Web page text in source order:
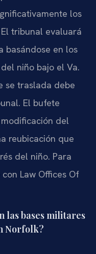
los
tribunal evaluará
basándose en los
niño bajo el Va.
se traslada debe
El bufete
del
reubicación que
del niño. Para
Law Offices Of
las bases militares
Norfolk?